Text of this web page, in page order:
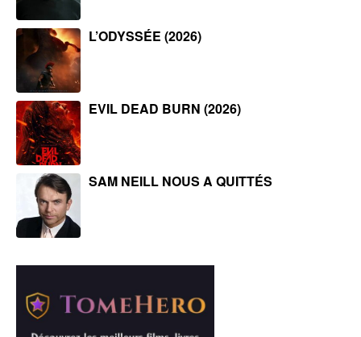
L’ODYSSÉE (2026)
EVIL DEAD BURN (2026)
SAM NEILL NOUS A QUITTÉS